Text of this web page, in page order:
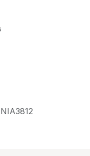
NIA3812